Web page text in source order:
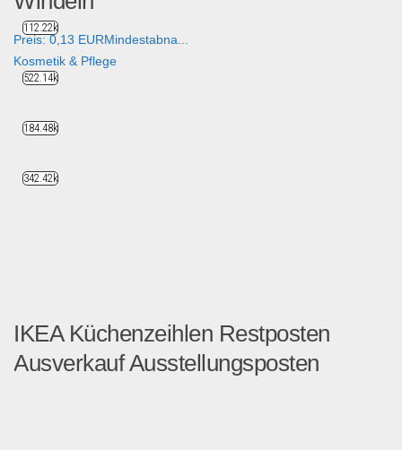
Preis: 0,13 EURMindestabna...
Kosmetik & Pflege
IKEA Küchenzeihlen Restposten
Ausverkauf Ausstellungsposten
112.22k
522.14k
184.48k
342.42k